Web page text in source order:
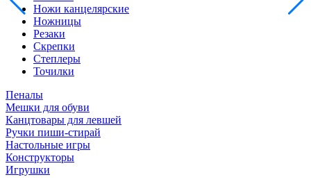
Ножи канцелярские
Ножницы
Резаки
Скрепки
Степлеры
Точилки
Пеналы
Мешки для обуви
Канцтовары для левшей
Ручки пиши-стирай
Настольные игры
Конструкторы
Игрушки